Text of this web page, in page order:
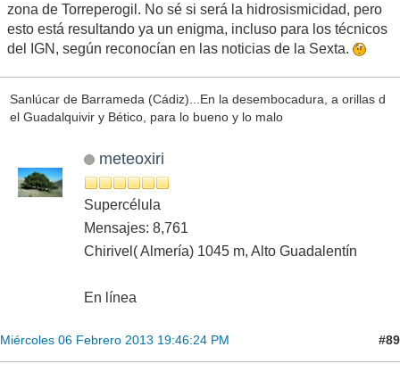
zona de Torreperogil. No sé si será la hidrosismicidad, pero
esto está resultando ya un enigma, incluso para los técnicos
del IGN, según reconocían en las noticias de la Sexta.
Sanlúcar de Barrameda (Cádiz)...En la desembocadura, a orillas d
el Guadalquivir y Bético, para lo bueno y lo malo
meteoxiri
Supercélula
Mensajes: 8,761
Chirivel( Almería) 1045 m, Alto Guadalentín
En línea
Miércoles 06 Febrero 2013 19:46:24 PM #89